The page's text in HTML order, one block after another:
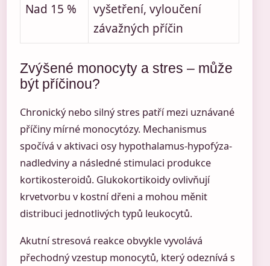
Nad 15 %
vyšetření, vyloučení
závažných příčin
Zvýšené monocyty a stres – může
být příčinou?
Chronický nebo silný stres patří mezi uznávané
příčiny mírné monocytózy. Mechanismus
spočívá v aktivaci osy hypothalamus-hypofýza-
nadledviny a následné stimulaci produkce
kortikosteroidů. Glukokortikoidy ovlivňují
krvetvorbu v kostní dřeni a mohou měnit
distribuci jednotlivých typů leukocytů.
Akutní stresová reakce obvykle vyvolává
přechodný vzestup monocytů, který odeznívá s